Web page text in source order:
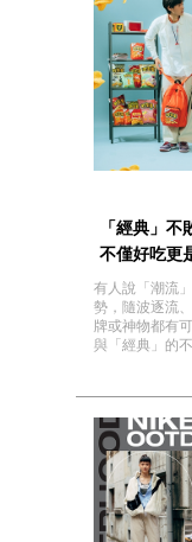
「經典」
不僅好吃更
有人說「潮流
勢，隨波逐流
牌或神物都有
與「經典」的